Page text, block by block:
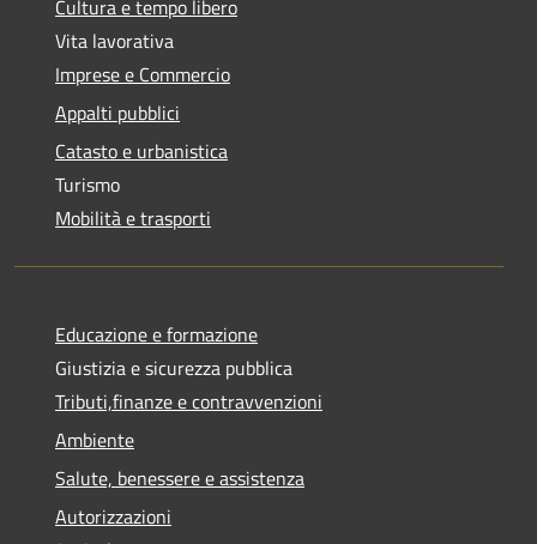
Cultura e tempo libero
Vita lavorativa
Imprese e Commercio
Appalti pubblici
Catasto e urbanistica
Turismo
Mobilità e trasporti
Educazione e formazione
Giustizia e sicurezza pubblica
Tributi,finanze e contravvenzioni
Ambiente
Salute, benessere e assistenza
Autorizzazioni